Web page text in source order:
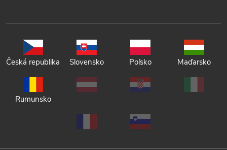
Česká republika Slovensko Poľsko Maďarsko
Rumunsko